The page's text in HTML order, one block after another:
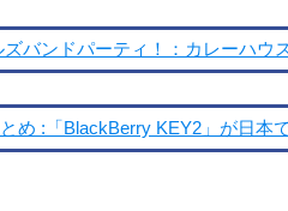
バンドパーティ！：カレーハ
め :「BlackBerry KEY2」が日